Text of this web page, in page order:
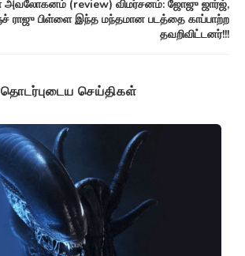
அவலோகனம் (review) விமர்சனம்: ஜோஜு ஜார்ஜ்,
ராஜு பிள்ளை இந்த மந்தமான படத்தை காப்பாற்ற
தவறிவிட்டனர்!!!
தொடர்புடைய செய்திகள்